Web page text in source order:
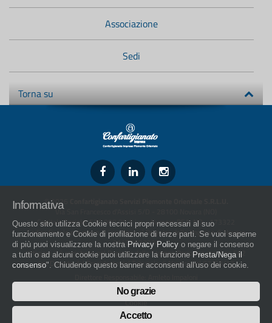
Associazione
Sedi
Torna su
© 2026
Via San Francesco d'Assisi 5/D - 28100 Novara (NO)
Capitale Sociale: 526.000,00 € i.v. - Numero REA: NO - 173322
Codice fiscale e numero di iscrizione al Registro delle Imprese di Novara
01436930034
artigiani.it è registrato nel Registro della Stampa Periodica con il nr. 562
con Decreto del Presidente del Tribunale di Novara del 07/03/13
Privacy
Cookie
Whistleblowing
Informativa
Questo sito utilizza Cookie tecnici propri necessari al suo
funzionamento e Cookie di profilazione di terze parti. Se vuoi saperne
di più puoi visualizzare la nostra Privacy Policy o negare il consenso
a tutti o ad alcuni cookie puoi utilizzare la funzione Presta/Nega il
consenso". Chiudendo questo banner acconsenti all'uso dei cookie.
No grazie
Accetto